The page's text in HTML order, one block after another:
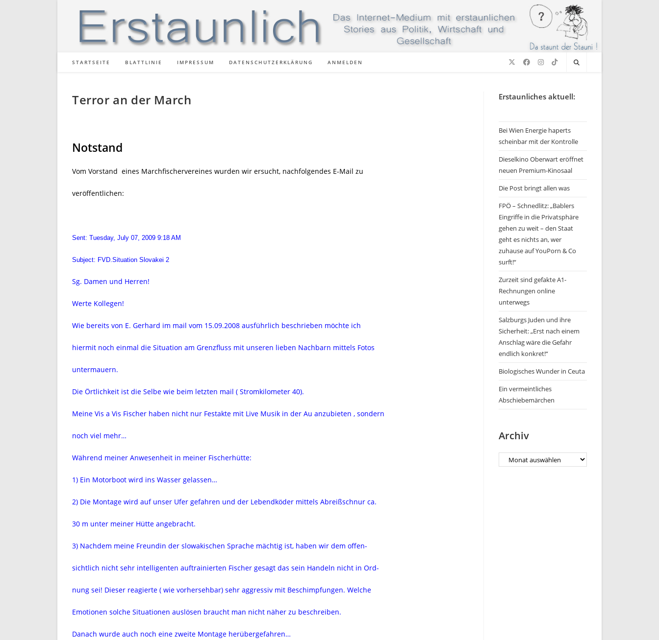
STARTSEITE BLATTLINIE IMPRESSUM DATENSCHUTZERKLÄRUNG ANMELDEN
Terror an der March
Notstand
Vom Vorstand eines Marchfischervereines wurden wir ersucht, nachfolgendes E-Mail zu
veröffentlichen:
Sent: Tuesday, July 07, 2009 9:18 AM
Subject: FVD.Situation Slovakei 2
Sg. Damen und Herren!
Werte Kollegen!
Wie bereits von E. Gerhard im mail vom 15.09.2008 ausführlich beschrieben möchte ich
hiermit noch einmal die Situation am Grenzfluss mit unseren lieben Nachbarn mittels Fotos
untermauern.
Die Örtlichkeit ist die Selbe wie beim letzten mail ( Stromkilometer 40).
Meine Vis a Vis Fischer haben nicht nur Festakte mit Live Musik in der Au anzubieten , sondern
noch viel mehr…
Während meiner Anwesenheit in meiner Fischerhütte:
1) Ein Motorboot wird ins Wasser gelassen…
2) Die Montage wird auf unser Ufer gefahren und der Lebendköder mittels Abreißschnur ca.
30 m unter meiner Hütte angebracht.
3) Nachdem meine Freundin der slowakischen Sprache mächtig ist, haben wir dem offen-
sichtlich nicht sehr intelligenten auftrainierten Fischer gesagt das sein Handeln nicht in Ord-
nung sei! Dieser reagierte ( wie vorhersehbar) sehr aggressiv mit Beschimpfungen. Welche
Emotionen solche Situationen auslösen braucht man nicht näher zu beschreiben.
Danach wurde auch noch eine zweite Montage herübergefahren…
Erstaunliches aktuell:
Bei Wien Energie haperts
scheinbar mit der Kontrolle
Dieselkino Oberwart eröffnet
neuen Premium-Kinosaal
Die Post bringt allen was
FPÖ – Schnedlitz: „Bablers
Eingriffe in die Privatsphäre
gehen zu weit – den Staat
geht es nichts an, wer
zuhause auf YouPorn & Co
surft!“
Zurzeit sind gefakte A1-
Rechnungen online
unterwegs
Salzburgs Juden und ihre
Sicherheit: „Erst nach einem
Anschlag wäre die Gefahr
endlich konkret!“
Biologisches Wunder in Ceuta
Ein vermeintliches
Abschiebemärchen
Archiv
Archiv